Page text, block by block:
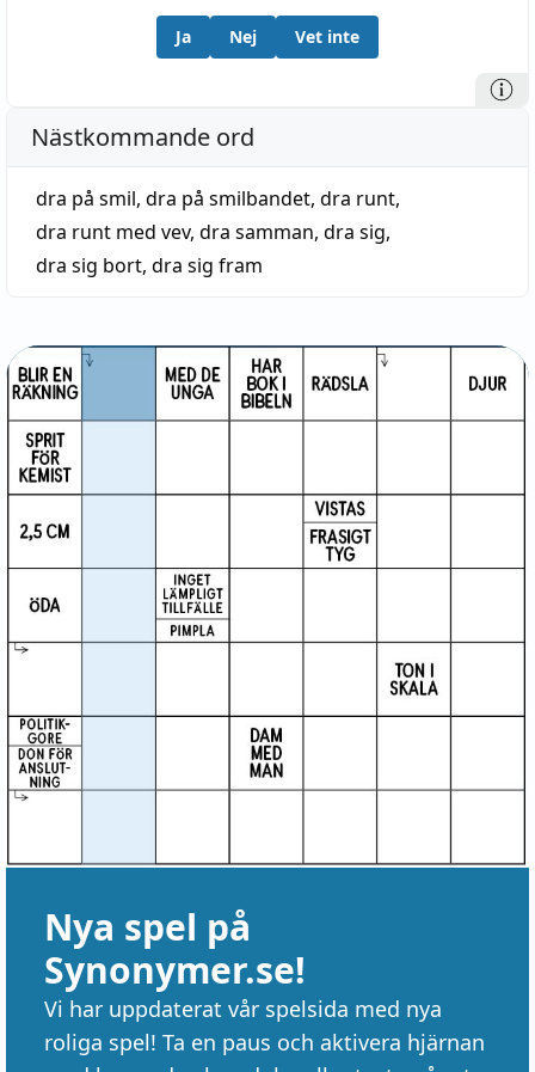
Ja Nej Vet inte
Nästkommande ord
dra på smil, dra på smilbandet, dra runt,
dra runt med vev, dra samman, dra sig,
dra sig bort, dra sig fram
Nya spel på
Synonymer.se!
Vi har uppdaterat vår spelsida med nya
roliga spel! Ta en paus och aktivera hjärnan